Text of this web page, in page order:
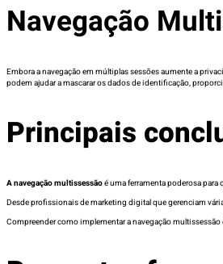
Navegação
Embora a navegação em múltiplas sessões aumente a
podem ajudar a mascarar os dados de identificação,
Principais
A navegação multissessãoé uma ferramenta poderosa
Desde profissionais de marketing digital que gerenciam
Compreender como implementar a navegação